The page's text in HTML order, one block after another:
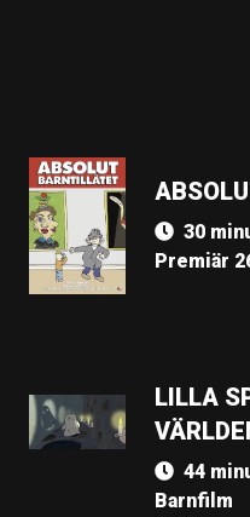
30
Premiär
LILLA
44
Barnfilm